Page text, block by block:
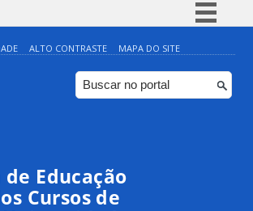
Simplifique!
Comunica BR
Participe
ALTO CONTRASTE MAPA DO SITE
Educação
Cursos de